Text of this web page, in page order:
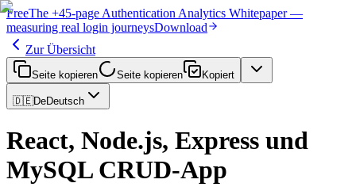
FreeThe +45-page Authentication Analytics Whitepaper —
measuring real login journeysDownload
Zur Übersicht
Seite kopieren Seite kopieren Kopiert
🇩🇪DeDeutsch
React, Node.js, Express und
MySQL CRUD-App